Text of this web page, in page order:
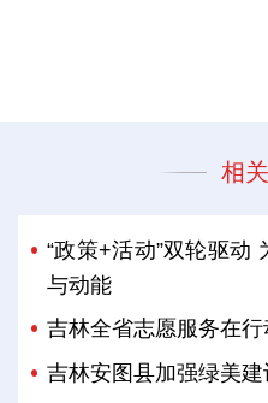
相
“政策+活动”双轮驱动
与动能
吉林全省志愿服务在
吉林安图县加强绿美